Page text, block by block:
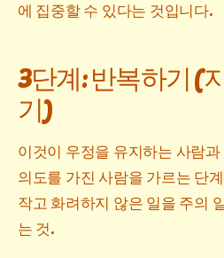
에 집중할 수 있다는 것입니다.
3단계: 반복하기 (
기)
이것이 우정을 유지하는 사람
의도를 가진 사람을 가르는 단
작고 화려하지 않은 일을 주의
는 것.